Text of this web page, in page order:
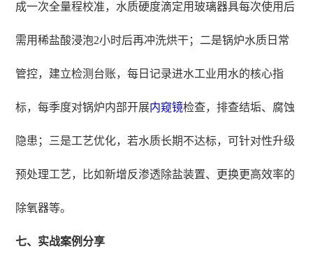
成一次全量程校准，水质硬度滴定用玻璃器具每次使用后
需用稀盐酸浸泡2小时后再冲洗烘干；二是锅炉水质日常
管控，建立检测台账，每日记录进水工业用水的核心指
标，每季度对锅炉内部开展内窥镜检查，排查结垢、腐蚀
隐患；三是工艺优化，若水质长期不达标，可针对性升级
预处理工艺，比如新增反渗透除盐装置、更换更高效率的
除氧器等。
七、实战案例分享